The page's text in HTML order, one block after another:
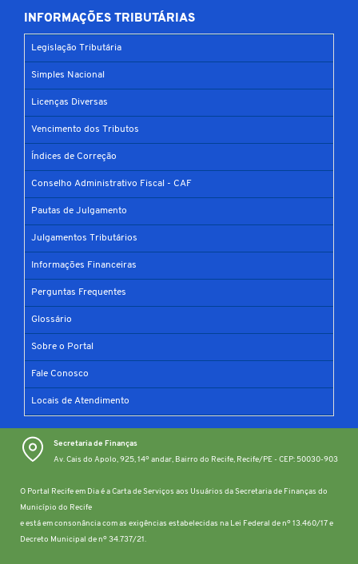
INFORMAÇÕES TRIBUTÁRIAS
Legislação Tributária
Simples Nacional
Licenças Diversas
Vencimento dos Tributos
Índices de Correção
Conselho Administrativo Fiscal - CAF
Pautas de Julgamento
Julgamentos Tributários
Informações Financeiras
Perguntas Frequentes
Glossário
Sobre o Portal
Fale Conosco
Locais de Atendimento
Secretaria de Finanças
Av. Cais do Apolo, 925, 14º andar, Bairro do Recife, Recife/PE - CEP: 50030-903
O Portal Recife em Dia é a Carta de Serviços aos Usuários da Secretaria de Finanças do
Município do Recife
e está em consonância com as exigências estabelecidas na Lei Federal de nº 13.460/17 e
Decreto Municipal de nº 34.737/21.